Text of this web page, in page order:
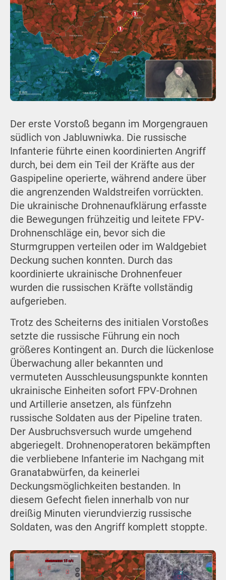
Der erste Vorstoß begann im Morgengrauen
südlich von Jabluwniwka. Die russische
Infanterie führte einen koordinierten Angriff
durch, bei dem ein Teil der Kräfte aus der
Gaspipeline operierte, während andere über
die angrenzenden Waldstreifen vorrückten.
Die ukrainische Drohnenaufklärung erfasste
die Bewegungen frühzeitig und leitete FPV-
Drohnenschläge ein, bevor sich die
Sturmgruppen verteilen oder im Waldgebiet
Deckung suchen konnten. Durch das
koordinierte ukrainische Drohnenfeuer
wurden die russischen Kräfte vollständig
aufgerieben.
Trotz des Scheiterns des initialen Vorstoßes
setzte die russische Führung ein noch
größeres Kontingent an. Durch die lückenlose
Überwachung aller bekannten und
vermuteten Ausschleusungspunkte konnten
ukrainische Einheiten sofort FPV-Drohnen
und Artillerie ansetzen, als fünfzehn
russische Soldaten aus der Pipeline traten.
Der Ausbruchsversuch wurde umgehend
abgeriegelt. Drohnenoperatoren bekämpften
die verbliebene Infanterie im Nachgang mit
Granatabwürfen, da keinerlei
Deckungsmöglichkeiten bestanden. In
diesem Gefecht fielen innerhalb von nur
dreißig Minuten vierundvierzig russische
Soldaten, was den Angriff komplett stoppte.